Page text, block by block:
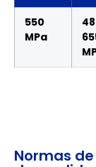
550
MPa
Normas